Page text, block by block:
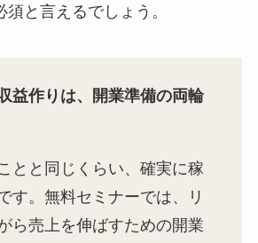
と言えるでしょう。
益作りは、開業準備の両輪
とと同じくらい、確実に稼
す。無料セミナーでは、リ
ら売上を伸ばすための開業